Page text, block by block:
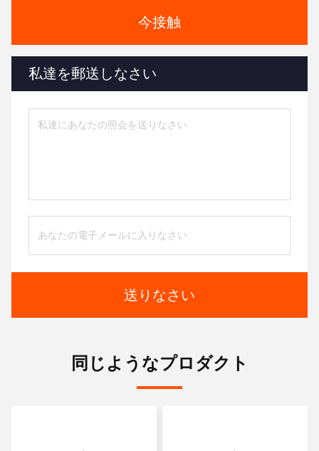
今接触
私達を郵送しなさい
送りなさい
同じようなプロダクト